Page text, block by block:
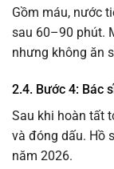
Gồm máu, nước
sau 60–90 phút.
nhưng không ăn
2.4. Bước 4: Bác
Sau khi hoàn tất
và đóng dấu. Hồ
năm 2026.